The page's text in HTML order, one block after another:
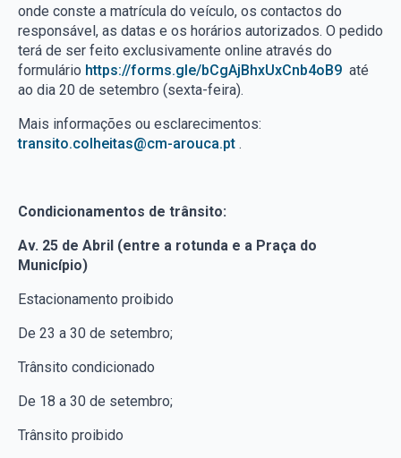
onde conste a matrícula do veículo, os contactos do
responsável, as datas e os horários autorizados. O pedido
terá de ser feito exclusivamente online através do
formulário https://forms.gle/bCgAjBhxUxCnb4oB9 até
ao dia 20 de setembro (sexta-feira).
Mais informações ou esclarecimentos:
transito.colheitas@cm-arouca.pt .
Condicionamentos de trânsito:
Av. 25 de Abril (entre a rotunda e a Praça do
Município)
Estacionamento proibido
De 23 a 30 de setembro;
Trânsito condicionado
De 18 a 30 de setembro;
Trânsito proibido